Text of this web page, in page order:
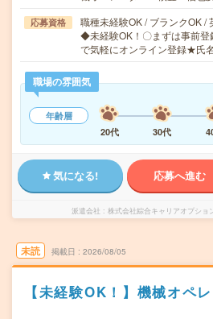
応募資格
職種未経験OK / ブランクOK /
◆未経験OK！〇まずは事前登
で気軽にオンライン登録★氏
職場の雰囲気
年齢層
20代
30代
気になる! 応募へ進む
派遣会社 株式会社綜合キャリアオプショ
未読 掲載日 2026/08/05
【未経験OK！】機械オペ